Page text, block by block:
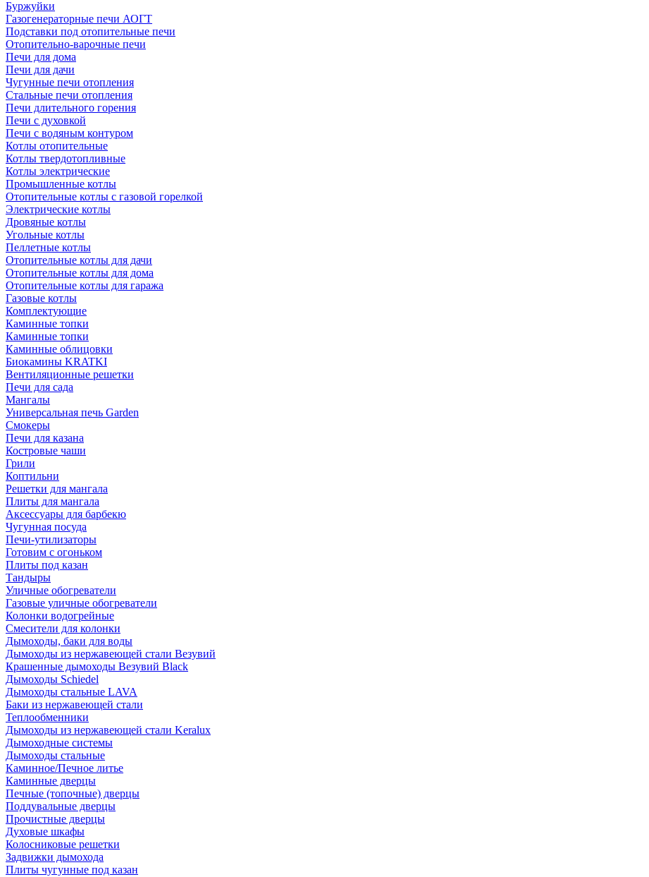
Буржуйки
Газогенераторные печи АОГТ
Подставки под отопительные печи
Отопительно-варочные печи
Печи для дома
Печи для дачи
Чугунные печи отопления
Стальные печи отопления
Печи длительного горения
Печи с духовкой
Печи с водяным контуром
Котлы отопительные
Котлы твердотопливные
Котлы электрические
Промышленные котлы
Отопительные котлы с газовой горелкой
Электрические котлы
Дровяные котлы
Угольные котлы
Пеллетные котлы
Отопительные котлы для дачи
Отопительные котлы для дома
Отопительные котлы для гаража
Газовые котлы
Комплектующие
Каминные топки
Каминные топки
Каминные облицовки
Биокамины KRATKI
Вентиляционные решетки
Печи для сада
Мангалы
Универсальная печь Garden
Смокеры
Печи для казана
Костровые чаши
Грили
Коптильни
Решетки для мангала
Плиты для мангала
Аксессуары для барбекю
Чугунная посуда
Печи-утилизаторы
Готовим с огоньком
Плиты под казан
Тандыры
Уличные обогреватели
Газовые уличные обогреватели
Колонки водогрейные
Смесители для колонки
Дымоходы, баки для воды
Дымоходы из нержавеющей стали Везувий
Крашенные дымоходы Везувий Black
Дымоходы Schiedel
Дымоходы стальные LAVA
Баки из нержавеющей стали
Теплообменники
Дымоходы из нержавеющей стали Keralux
Дымоходные системы
Дымоходы стальные
Каминное/Печное литье
Каминные дверцы
Печные (топочные) дверцы
Поддувальные дверцы
Прочистные дверцы
Духовые шкафы
Колосниковые решетки
Задвижки дымохода
Плиты чугунные под казан